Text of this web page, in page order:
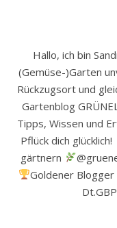
Hallo, ich bin
(Gemüse-)Garten
Rückzugsort und
Gartenblog
Tipps, Wissen und
Pflück dich
gärtnern
Goldener